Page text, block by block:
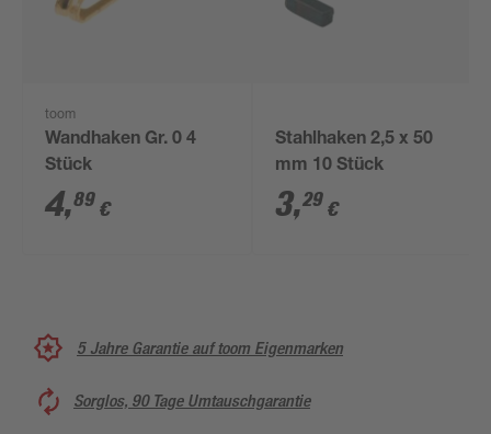
toom
Wandhaken Gr. 0 4
Stück
4,89 €
Stahlhaken 2,5 x 50
mm 10 Stück
3,29 €
5 Jahre Garantie auf toom Eigenmarken
Sorglos, 90 Tage Umtauschgarantie